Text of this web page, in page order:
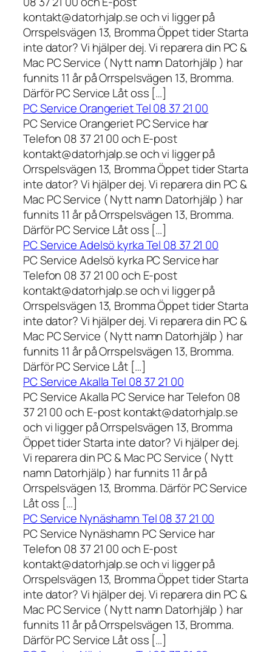
kontakt@datorhjalp.se och vi ligger på
Orrspelsvägen 13, Bromma Öppet tider Starta
inte dator? Vi hjälper dej. Vi reparera din PC &
Mac PC Service ( Nytt namn Datorhjälp ) har
funnits 11 år på Orrspelsvägen 13, Bromma.
Därför PC Service Låt oss […]
PC Service Orangeriet Tel 08 37 21 00
PC Service Orangeriet PC Service har
Telefon 08 37 21 00 och E-post
kontakt@datorhjalp.se och vi ligger på
Orrspelsvägen 13, Bromma Öppet tider Starta
inte dator? Vi hjälper dej. Vi reparera din PC &
Mac PC Service ( Nytt namn Datorhjälp ) har
funnits 11 år på Orrspelsvägen 13, Bromma.
Därför PC Service Låt oss […]
PC Service Adelsö kyrka Tel 08 37 21 00
PC Service Adelsö kyrka PC Service har
Telefon 08 37 21 00 och E-post
kontakt@datorhjalp.se och vi ligger på
Orrspelsvägen 13, Bromma Öppet tider Starta
inte dator? Vi hjälper dej. Vi reparera din PC &
Mac PC Service ( Nytt namn Datorhjälp ) har
funnits 11 år på Orrspelsvägen 13, Bromma.
Därför PC Service Låt […]
PC Service Akalla Tel 08 37 21 00
PC Service Akalla PC Service har Telefon 08
37 21 00 och E-post kontakt@datorhjalp.se
och vi ligger på Orrspelsvägen 13, Bromma
Öppet tider Starta inte dator? Vi hjälper dej.
Vi reparera din PC & Mac PC Service ( Nytt
namn Datorhjälp ) har funnits 11 år på
Orrspelsvägen 13, Bromma. Därför PC Service
Låt oss […]
PC Service Nynäshamn Tel 08 37 21 00
PC Service Nynäshamn PC Service har
Telefon 08 37 21 00 och E-post
kontakt@datorhjalp.se och vi ligger på
Orrspelsvägen 13, Bromma Öppet tider Starta
inte dator? Vi hjälper dej. Vi reparera din PC &
Mac PC Service ( Nytt namn Datorhjälp ) har
funnits 11 år på Orrspelsvägen 13, Bromma.
Därför PC Service Låt oss […]